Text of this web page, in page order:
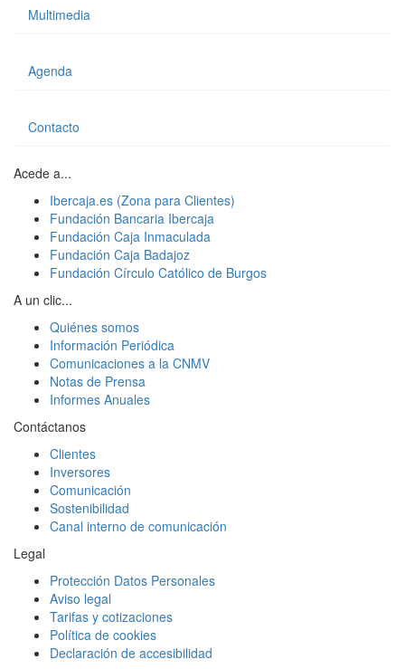
Multimedia
Agenda
Contacto
Acede a...
Ibercaja.es (Zona para Clientes)
Fundación Bancaria Ibercaja
Fundación Caja Inmaculada
Fundación Caja Badajoz
Fundación Círculo Católico de Burgos
A un clic...
Quiénes somos
Información Periódica
Comunicaciones a la CNMV
Notas de Prensa
Informes Anuales
Contáctanos
Clientes
Inversores
Comunicación
Sostenibilidad
Canal interno de comunicación
Legal
Protección Datos Personales
Aviso legal
Tarifas y cotizaciones
Política de cookies
Declaración de accesibilidad